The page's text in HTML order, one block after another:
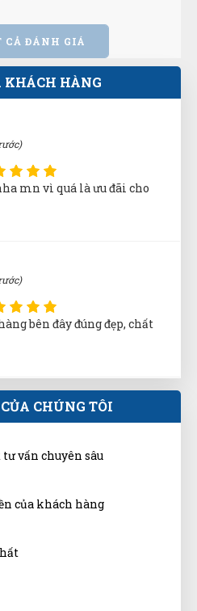
CẢ ĐÁNH GIÁ
HÀNG
đủ
mn vì quá là ưu đãi cho
bên đây đúng đẹp, chất
đến trải nghiệm được luôn
uy tín ghê, có đắt hơn
CHÚNG TÔI
vấn chuyên sâu
của khách hàng